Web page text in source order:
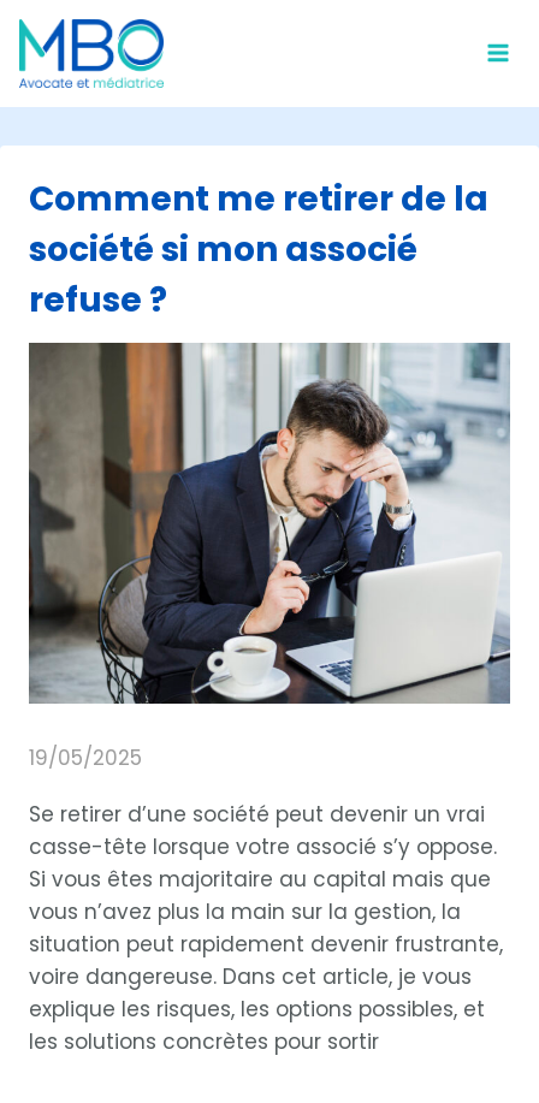
Skip
content
Comment me retirer de la
société si mon associé
refuse ?
19/05/2025
Se retirer d’une société peut devenir un vrai
casse-tête lorsque votre associé s’y oppose.
Si vous êtes majoritaire au capital mais que
vous n’avez plus la main sur la gestion, la
situation peut rapidement devenir frustrante,
voire dangereuse. Dans cet article, je vous
explique les risques, les options possibles, et
les solutions concrètes pour sortir